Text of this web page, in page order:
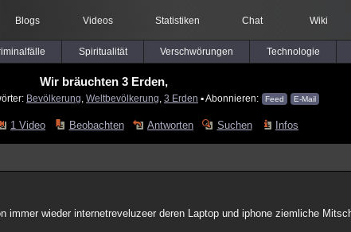
Blogs Videos Statistiken Chat Wiki
Spiritualität Verschwörungen Technologie
Wir bräuchten 3 Erden,
Bevölkerung Weltbevölkerung 3 Erden ▪ Abonnieren: Feed E-Mail
1 Video Beobachten Antworten Suchen Infos
immer wieder internetreveluzeer deren Laptop und iphone ziemliche